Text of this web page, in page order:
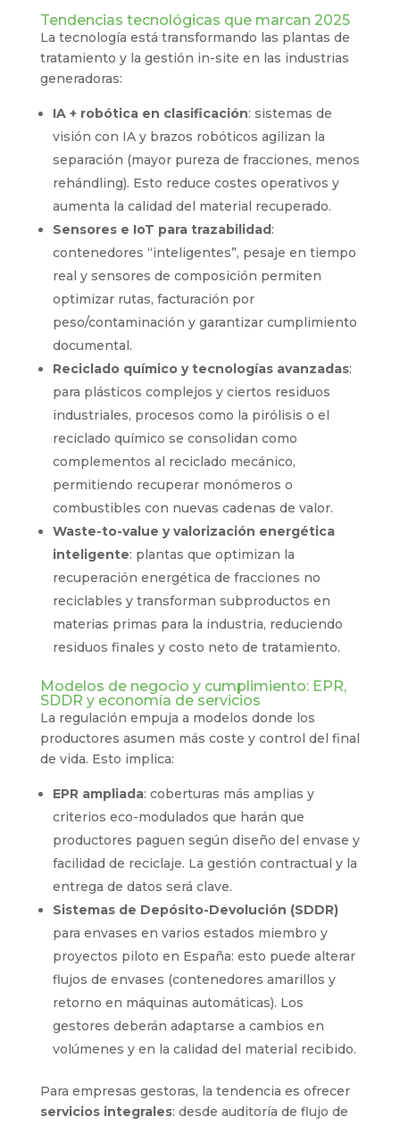
Tendencias tecnológicas que marcan 2025
La tecnología está transformando las plantas de
tratamiento y la gestión in-site en las industrias
generadoras:
IA + robótica en clasificación: sistemas de
visión con IA y brazos robóticos agilizan la
separación (mayor pureza de fracciones, menos
rehándling). Esto reduce costes operativos y
aumenta la calidad del material recuperado.
Sensores e IoT para trazabilidad :
contenedores “inteligentes”, pesaje en tiempo
real y sensores de composición permiten
optimizar rutas, facturación por
peso/contaminación y garantizar cumplimiento
documental.
Reciclado químico y tecnologías avanzadas:
para plásticos complejos y ciertos residuos
industriales, procesos como la pirólisis o el
reciclado químico se consolidan como
complementos al reciclado mecánico,
permitiendo recuperar monómeros o
combustibles con nuevas cadenas de valor.
Waste-to-value y valorización energética
inteligente: plantas que optimizan la
recuperación energética de fracciones no
reciclables y transforman subproductos en
materias primas para la industria, reduciendo
residuos finales y costo neto de tratamiento.
Modelos de negocio y cumplimiento: EPR,
SDDR y economía de servicios
La regulación empuja a modelos donde los
productores asumen más coste y control del final
de vida. Esto implica:
EPR ampliada: coberturas más amplias y
criterios eco-modulados que harán que
productores paguen según diseño del envase y
facilidad de reciclaje. La gestión contractual y la
entrega de datos será clave.
Sistemas de Depósito-Devolución (SDDR)
para envases en varios estados miembro y
proyectos piloto en España: esto puede alterar
flujos de envases (contenedores amarillos y
retorno en máquinas automáticas). Los
gestores deberán adaptarse a cambios en
volúmenes y en la calidad del material recibido.
Para empresas gestoras, la tendencia es ofrecer
servicios integrales: desde auditoría de flujo de